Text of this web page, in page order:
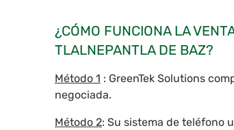
¿CÓMO FUNCIONA LA
TLALNEPANTLA DE BAZ?
Método 1 : GreenTek Solutions
negociada.
Método 2: Su sistema de teléfono